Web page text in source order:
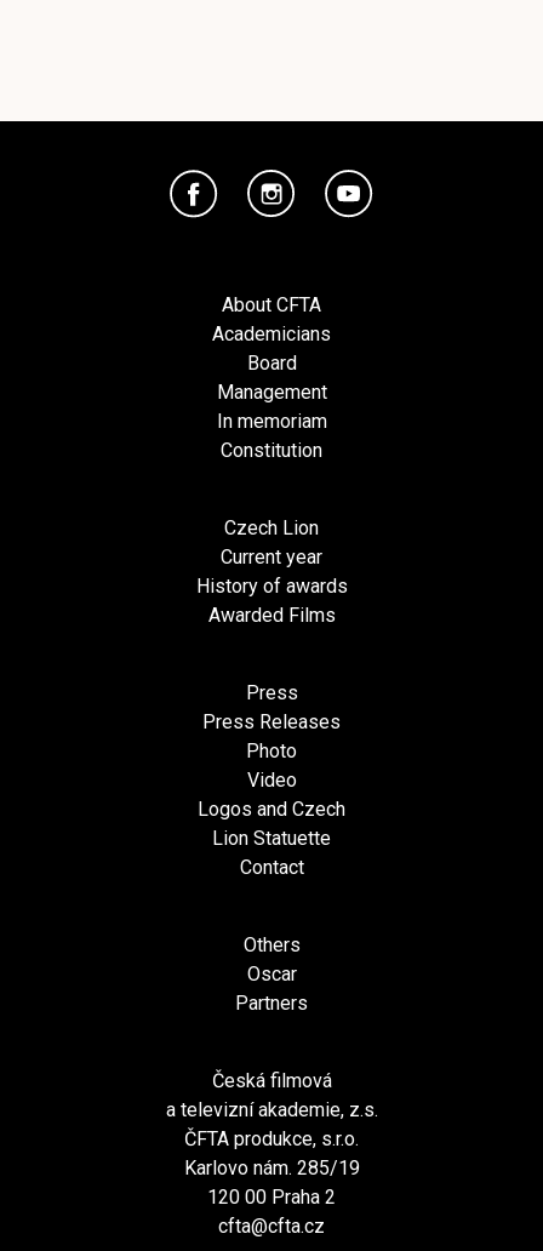
About CFTA
Academicians
Board
Management
In memoriam
Constitution
Czech Lion
Current year
History of awards
Awarded Films
Press
Press Releases
Photo
Video
Logos and Czech
Lion Statuette
Contact
Others
Oscar
Partners
Česká filmová
a televizní akademie, z.s.
ČFTA produkce, s.r.o.
Karlovo nám. 285/19
120 00 Praha 2
cfta@cfta.cz